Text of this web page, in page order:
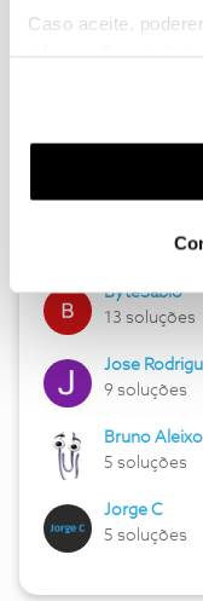
Caso aceite,
funcionalidades
funcionalidade) e
(cookies de
utilização dos
Hall of
17 soluções
ByteSábio
13 soluções
Jose
9 soluções
Bruno Aleixo
5 soluções
Jorge C
5 soluções